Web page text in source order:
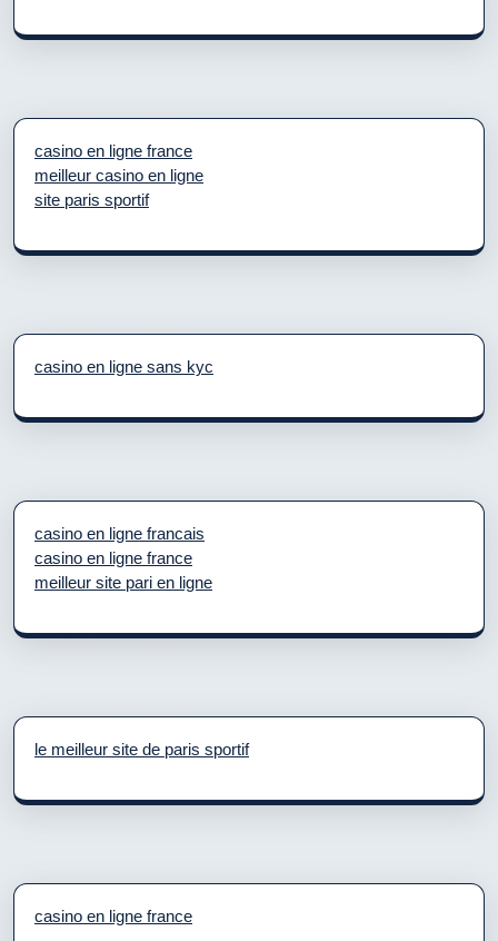
casino en ligne france
meilleur casino en ligne
site paris sportif
casino en ligne sans kyc
casino en ligne francais
casino en ligne france
meilleur site pari en ligne
le meilleur site de paris sportif
casino en ligne france